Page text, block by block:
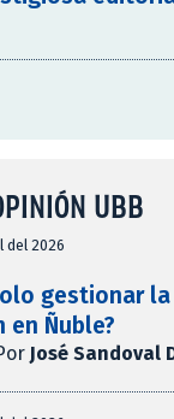
UBB
del 2026
gestionar la
en Ñuble?
José Sandoval